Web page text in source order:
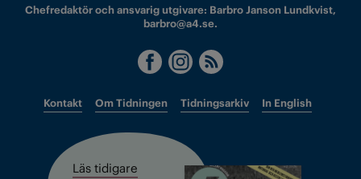
Chefredaktör och ansvarig utgivare: Barbro Janson Lundkvist,
barbro@a4.se.
Kontakt Om Tidningen Tidningsarkiv In English
Läs tidigare